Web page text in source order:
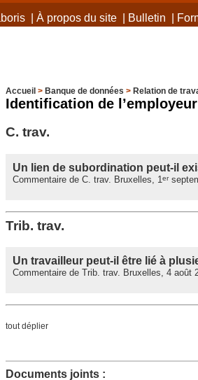
| À propos du site| Bulletin
Accueil > Banque de données > Relation de
Identification de l’employeur
C. trav.
Un lien de subordination peut-il
Commentaire de C. trav. Bruxelles, 1er
Trib. trav.
Un travailleur peut-il être lié à
Commentaire de Trib. trav. Bruxelles, 4 août
tout déplier
Documents joints :